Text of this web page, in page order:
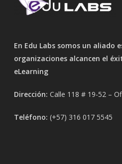
En Edu Labs somos un aliado
organizaciones alcancen el
eLearning
Dirección: Calle 118 # 19-52 –
Teléfono: (+57) 316 017 5545